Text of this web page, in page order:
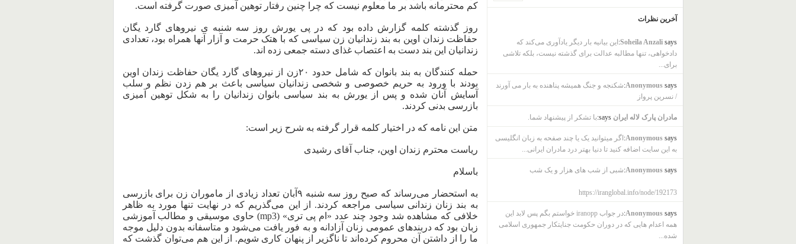
کم محترمانه باشد بر ما معلوم نیست که چرا چنین رفتار توهین آمیزی صورت گرفته است.
روز گذشته کلمه گزارش داده بود که در پی یورش روز سه شنبه ی نیروهای گارد یگان
حفاظت زندان اوین به بند زندانیان زن سیاسی که با هتک حرمت و آزار آنها همراه بود، تعدادی
زندانیان این بند دست به اعتصاب غذای دسته جمعی زده اند.
حمله کنندگان به بند بانوان که شامل حدود ۲۰زن از نیروهای گارد یگان حفاظت زندان اوین
بودند با ورود به حریم خصوصی و شخصی زندانیان سیاسی باعث بر هم زدن نظم و سلب
آسایش آنان شده و پس از یورش به بند سیاسی بانوان زندانیان را به شکل توهین آمیزی
بازرسی بدنی کردند.
متن این نامه که در اختیار کلمه قرار گرفته به شرح زیر است:
ریاست محترم زندان اوین، جناب آقای رشیدی
باسلام
به استحضار می‌رساند که صبح روز سه شنبه ۹آبان تعداد زیادی از ماموران زن برای بازرسی
به بند زنان زندانی سیاسی مراجعه کردند. از این می‌گذریم که در ‌‌نهایت تنها مورد به ظاهر
خلافی که مشاهده شد وجود چند عدد «ام پی تری» (mp3
) حاوی موسیقی و مطالب آموزشی
زبان بود که دربندهای عمومی زنان آزادانه و به فور یافت می‌شود و متاسفانه بدون دلیل موجه
ما را از داشتن آن محروم کرده‌اند تا ناگزیر از پنهان کاری شویم. از این هم می‌توان گذشت که
آخرین نظرات
Soheila Anzalisays:
این بیانیه بار دیگر یادآوری می‌کند که
دادخواهی، تنها مطالبه عدالت برای گذشته نیست، بلکه تلاشی
برای...
Anonymoussays:
شکنجه و جنگ همیشه پناهنده به بار می آورند
/ نسرین پرواز
مادران پارک لاله ایران says: با تشکر از پیشنهاد شما.
Anonymoussays:
اگر میتوانید یک یا چند صفحه به زبان انگلیسی
به این سایت اضافه کنید تا دنیا بهتر درد مادران ایرانی...
Anonymoussays: شبی از شب های هزار و یک شب
https://iranglobal.info/node/192173
Anonymoussays:
در جواب iranopp خواستم بگم پس لابد این
همه اعدام هایی که در دوران حکومت جنایتکار جمهوری اسلامی
شده...